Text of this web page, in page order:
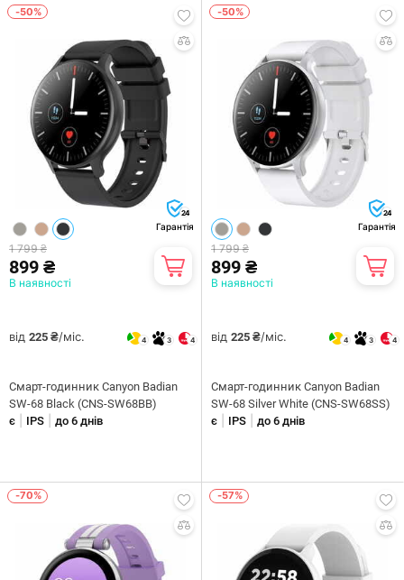
-50%
24
Гарантія
1 799 ₴
899 ₴
В наявності
від 225 ₴/міс. 4 3 4
Смарт-годинник Canyon Badian
SW-68 Black (CNS-SW68BB)
є
IPS до 6 днів
-50%
24
Гарантія
1 799 ₴
899 ₴
В наявності
від 225 ₴/міс. 4 3 4
Смарт-годинник Canyon Badian
SW-68 Silver White (CNS-SW68SS)
є
IPS до 6 днів
-70% -57%